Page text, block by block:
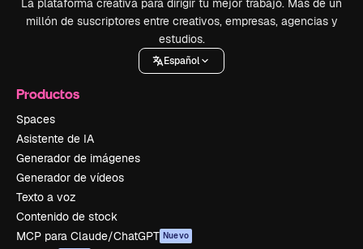
La plataforma creativa para dirigir tu mejor trabajo. Más de un
millón de suscriptores entre creativos, empresas, agencias y
estudios.
Español
Productos
Spaces
Asistente de IA
Generador de imágenes
Generador de vídeos
Texto a voz
Contenido de stock
MCP para Claude/ChatGPT Nuevo